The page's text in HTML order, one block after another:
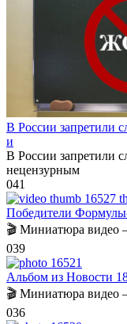
В России запретили
и
В России запретили
нецензурным
041
Победители
🎬 Миниатюра видео
039
Альбом из Новости
🎬 Миниатюра видео
036